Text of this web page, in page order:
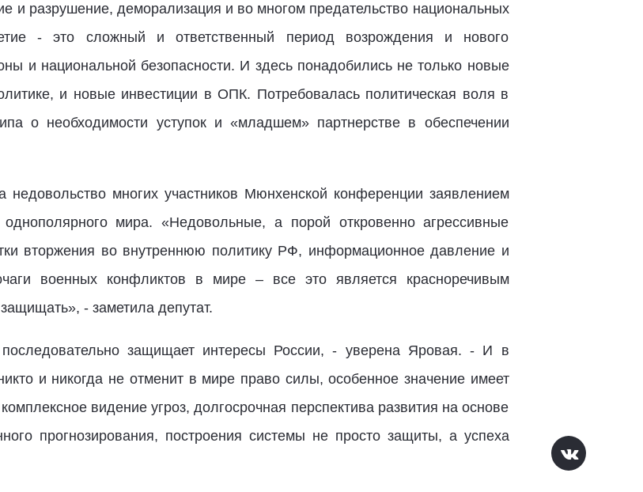
и разрушение, деморализация и во многом предательство национальных
- это сложный и ответственный период возрождения и нового
и национальной безопасности. И здесь понадобились не только новые
и новые инвестиции в ОПК. Потребовалась политическая воля в
о необходимости уступок и «младшем» партнерстве в обеспечении
недовольство многих участников Мюнхенской конференции заявлением
мира. «Недовольные, а порой откровенно агрессивные
вторжения во внутреннюю политику РФ, информационное давление и
военных конфликтов в мире – все это является красноречивым
- заметила депутат.
защищает интересы России, - уверена Яровая. - И в
и никогда не отменит в мире право силы, особенное значение имеет
видение угроз, долгосрочная перспектива развития на основе
прогнозирования, построения системы не просто защиты, а успеха